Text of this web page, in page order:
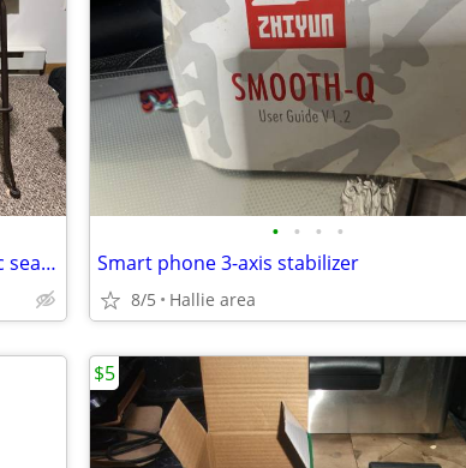
2 circular SWIVEL BARSTOOLS with fabric seating.
• • • •
Smart phone 3-axis stabilizer
8/5 Hallie area
$5